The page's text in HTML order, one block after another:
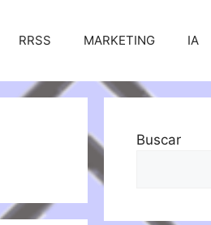
RRSS MARKETING IA
Buscar